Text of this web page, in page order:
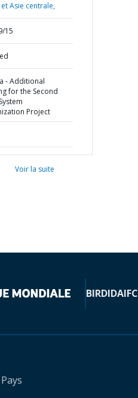
Asie centrale,
15
- Additional
for the Second
Project
Voir la suite
BIRDIDAIFC
Pays